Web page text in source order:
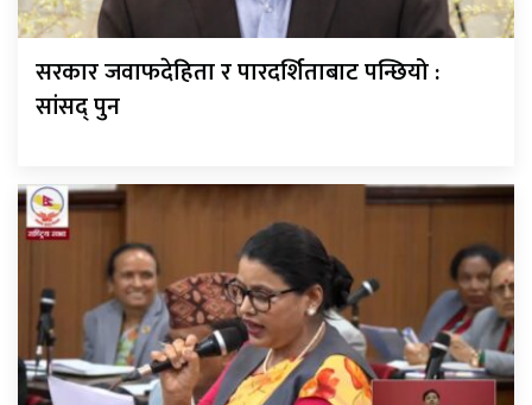
सरकार जवाफदेहिता र पारदर्शिताबाट पन्छियो :
सांसद् पुन